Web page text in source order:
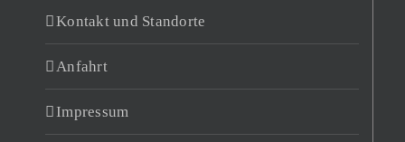
Kontakt und Standorte
Anfahrt
Impressum